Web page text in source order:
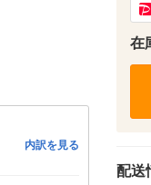
内訳を見る
在
配送